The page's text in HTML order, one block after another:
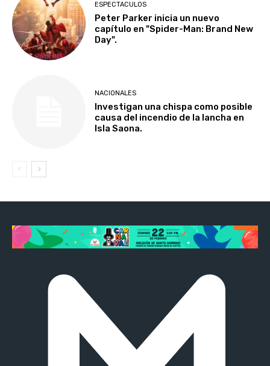
ESPECTACULOS
Peter Parker inicia un nuevo
capítulo en "Spider-Man: Brand New
Day".
NACIONALES
Investigan una chispa como posible
causa del incendio de la lancha en
Isla Saona.